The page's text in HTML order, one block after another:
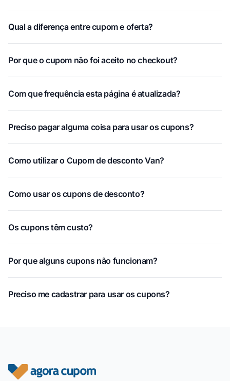
Qual a diferença entre cupom e oferta?
Por que o cupom não foi aceito no checkout?
Com que frequência esta página é atualizada?
Preciso pagar alguma coisa para usar os cupons?
Como utilizar o Cupom de desconto Van?
Como usar os cupons de desconto?
Os cupons têm custo?
Por que alguns cupons não funcionam?
Preciso me cadastrar para usar os cupons?
Rodapé do site